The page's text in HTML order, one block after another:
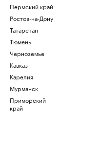
Пермский край
Ростов-на-Дону
Татарстан
Тюмень
Черноземье
Кавказ
Карелия
Мурманск
Приморский
край